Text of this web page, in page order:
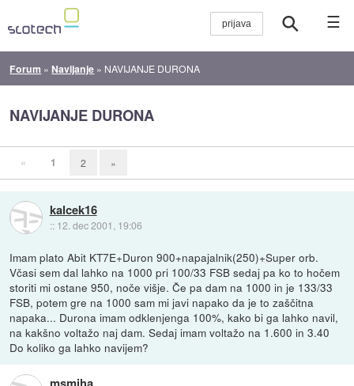
☰
Forum » Navijanje » NAVIJANJE DURONA
NAVIJANJE DURONA
« 1 2 »
kalcek16
:: 12. dec 2001, 19:06
Imam plato Abit KT7E+Duron 900+napajalnik(250)+Super orb.
Včasi sem dal lahko na 1000 pri 100/33 FSB sedaj pa ko to hočem
storiti mi ostane 950, noče višje. Če pa dam na 1000 in je 133/33
FSB, potem gre na 1000 sam mi javi napako da je to zaščitna
napaka... Durona imam odklenjenga 100%, kako bi ga lahko navil,
na kakšno voltažo naj dam. Sedaj imam voltažo na 1.600 in 3.40
Do koliko ga lahko navijem?